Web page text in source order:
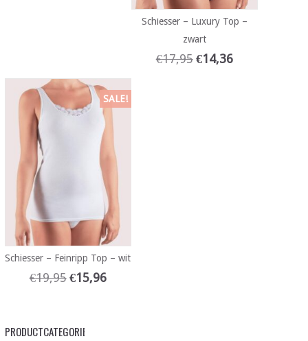
Schiesser – Luxury Top –
zwart
€17,95 €14,36
SALE!
Schiesser – Feinripp Top – wit
€19,95 €15,96
PRODUCTCATEGORIEËN